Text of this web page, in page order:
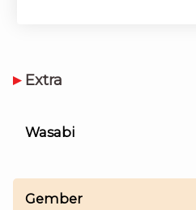
Extra
Wasabi
Gember